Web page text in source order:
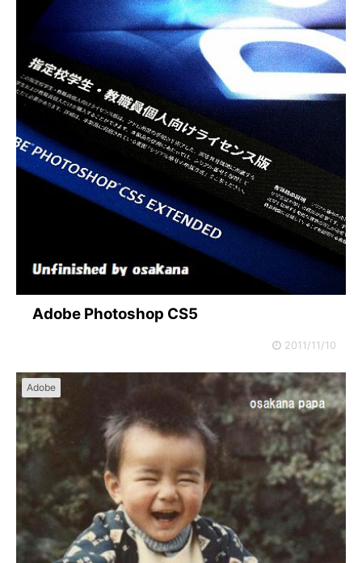
Adobe Photoshop CS5
2011/11/10
Adobe